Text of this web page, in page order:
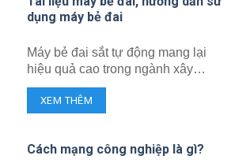
dụng máy bẻ đai
Máy bẻ đai sắt tự động mang lại
hiệu quả cao trong ngành xây
dựng. Tài liệu về máy bẻ đai của
công ty Hoàng Gia Việt…
XEM THÊM
Cách mạng công nghiệp là gì?